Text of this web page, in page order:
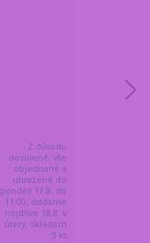
Z důvodu
dovolené, vše
objednané a
uhrazené do
pondělí 17.8. do
11:00, dodáme
nejdříve 18.8. v
úterý. Skladem
3 ks